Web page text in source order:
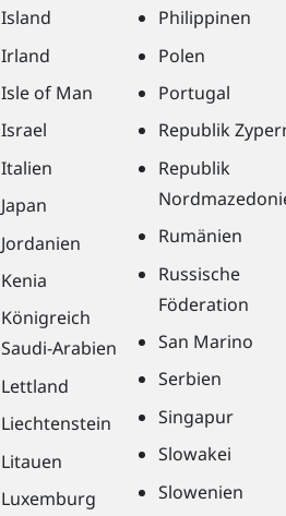
Island
Irland
Isle of Man
Israel
Italien
Japan
Jordanien
Kenia
Königreich
Saudi-Arabien
Lettland
Liechtenstein
Litauen
Luxemburg
Philippinen
Polen
Portugal
Republik
Republik
Rumänien
Russische
Föderation
San Marino
Serbien
Singapur
Slowakei
Slowenien